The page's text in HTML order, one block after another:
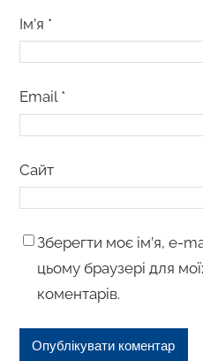
Ім’я *
Email *
Сайт
Зберегти моє ім’я, e-
цьому браузері для
коментарів.